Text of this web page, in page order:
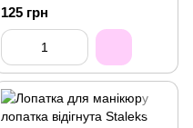
Combo UNIQ 12 змінна
частина лопатки
125 грн